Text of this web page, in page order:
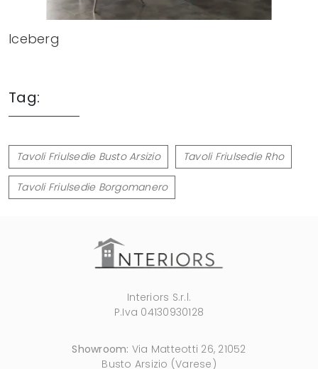
Iceberg
Tag:
Tavoli Friulsedie Busto Arsizio Tavoli Friulsedie Rho
Tavoli Friulsedie Borgomanero
Interiors S.r.l.
P.Iva 04130930128
Showroom: Via Matteotti 26, 21052
Busto Arsizio (Varese)